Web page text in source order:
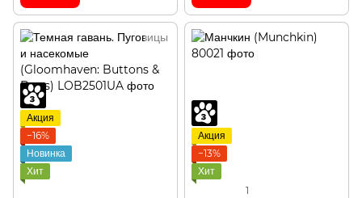
Акция
−16%
Новинка
Хит
Акция
−13%
Хит
1